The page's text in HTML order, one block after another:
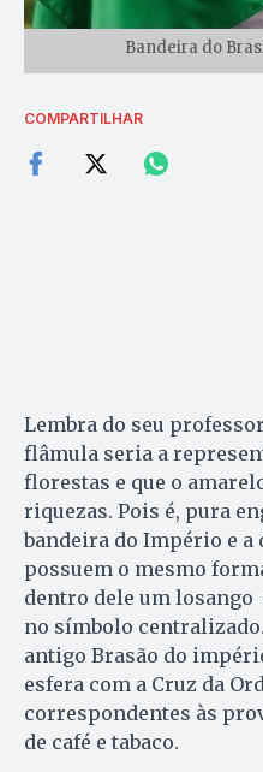
Bandeira do
COMPARTILHAR
Lembra do seu
flâmula seria a
florestas e que o
riquezas. Pois é, pura
bandeira do Império e a
possuem o mesmo
dentro dele um losango
no símbolo
antigo Brasão do
esfera com a Cruz da
correspondentes às
de café e tabaco.